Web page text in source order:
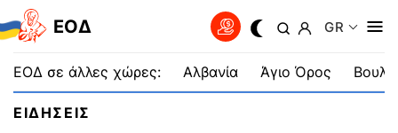
EOΔ GR
ΕΟΔ σε άλλες χώρες: Αλβανία Άγιο Όρος
ΕΙΔΗΣΕΙΣ